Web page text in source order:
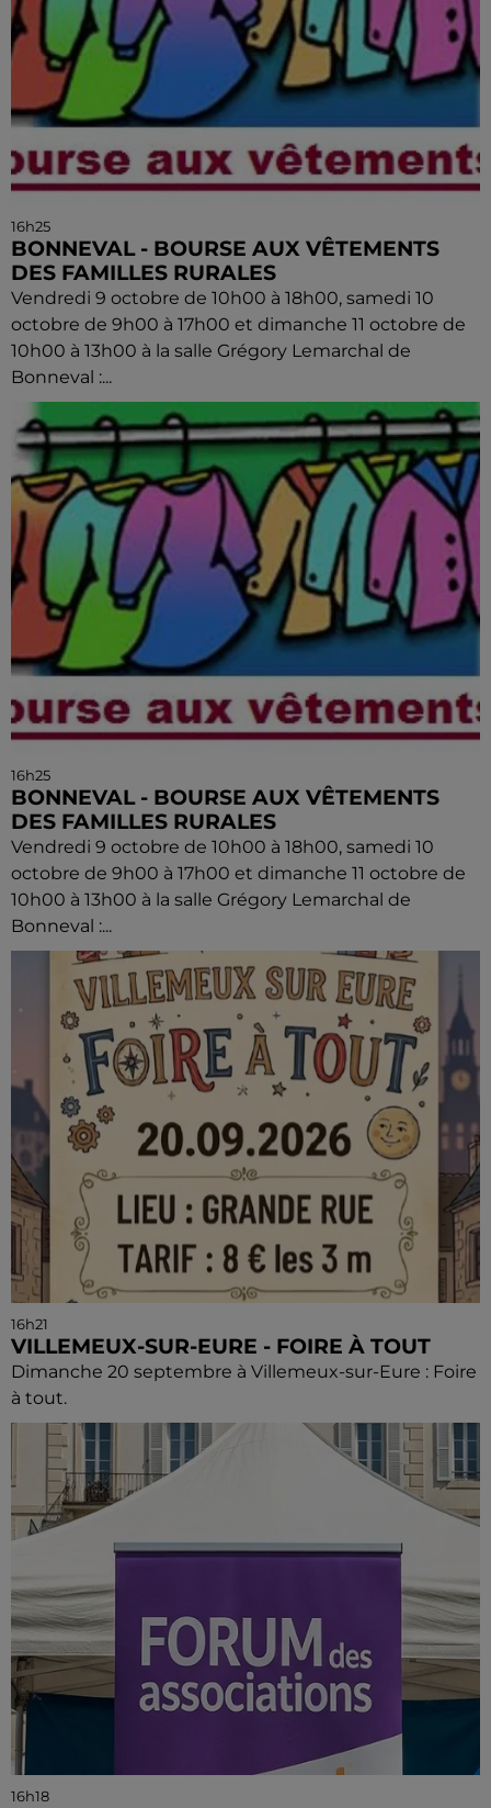
16h25
BONNEVAL - BOURSE AUX VÊTEMENTS
DES FAMILLES RURALES
Vendredi 9 octobre de 10h00 à 18h00, samedi 10
octobre de 9h00 à 17h00 et dimanche 11 octobre de
10h00 à 13h00 à la salle Grégory Lemarchal de
Bonneval :...
16h25
BONNEVAL - BOURSE AUX VÊTEMENTS
DES FAMILLES RURALES
Vendredi 9 octobre de 10h00 à 18h00, samedi 10
octobre de 9h00 à 17h00 et dimanche 11 octobre de
10h00 à 13h00 à la salle Grégory Lemarchal de
Bonneval :...
16h21
VILLEMEUX-SUR-EURE - FOIRE À TOUT
Dimanche 20 septembre à Villemeux-sur-Eure : Foire
à tout.
16h18